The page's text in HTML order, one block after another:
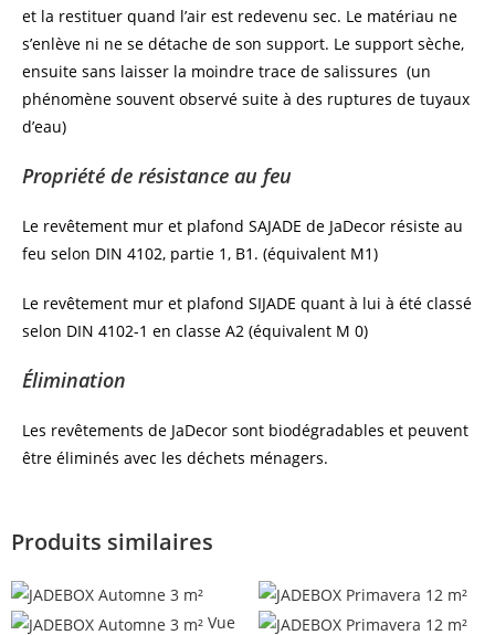
et la restituer quand l’air est redevenu sec. Le matériau ne
s’enlève ni ne se détache de son support. Le support sèche,
ensuite sans laisser la moindre trace de salissures (un
phénomène souvent observé suite à des ruptures de tuyaux
d’eau)
Propriété de résistance au feu
Le revêtement mur et plafond SAJADE de JaDecor résiste au
feu selon DIN 4102, partie 1, B1. (équivalent M1)
Le revêtement mur et plafond SIJADE quant à lui à été classé
selon DIN 4102-1 en classe A2 (équivalent M 0)
Élimination
Les revêtements de JaDecor sont biodégradables et peuvent
être éliminés avec les déchets ménagers.
Produits similaires
Vue